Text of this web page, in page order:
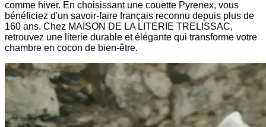
comme hiver. En choisissant une couette Pyrenex, vous
bénéficiez d'un savoir-faire français reconnu depuis plus de
160 ans. Chez MAISON DE LA LITERIE TRELISSAC,
retrouvez une literie durable et élégante qui transforme votre
chambre en cocon de bien-être.